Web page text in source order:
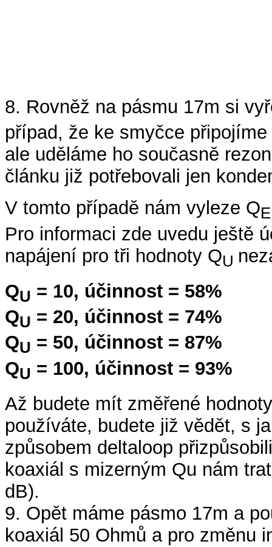
8. Rovněž na pásmu 17m si
případ, že ke smyčce
ale uděláme ho současně
článku již potřebovali jen
V tomto případě nám vyleze Q
Pro informaci zde uvedu ještě
napájení pro tři hodnoty QU
QU = 10, účinnost = 58%
QU = 20, účinnost = 74%
QU = 50, účinnost = 87%
QU = 100, účinnost = 93%
Až budete mít změřené
používáte, budete již vědět, s
způsobem deltaloop
koaxiál s mizerným Qu nám
dB).
9. Opět máme pásmo 17m a
koaxiál 50 Ohmů a pro změnu